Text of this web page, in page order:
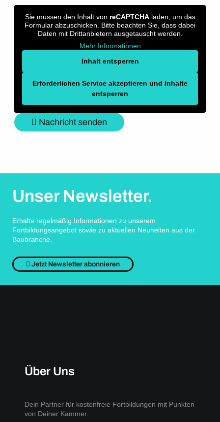
Sie müssen den Inhalt von reCAPTCHAladen, um das
Formular abzuschicken. Bitte beachten Sie, dass dabei
Daten mit Drittanbietern ausgetauscht werden.
Mehr Informationen
Inhalt entsperren
Erforderlichen Service akzeptieren und Inhalte
entsperren
Nachricht senden
Unser Newsletter.
Erhalte regelmäßig Informationen zu unserem
Fortbildungsangebot sowie zu aktuellen Neuheiten aus der
Baubranche.
Jetzt Newsletter abonnieren
Über Uns
Dein Partner für kostenfreie Fortbildungen mit Punkten
von Deiner Kammer.